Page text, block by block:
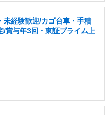
経験歓迎/カゴ台車・手積
賞与年3回・東証プライム上